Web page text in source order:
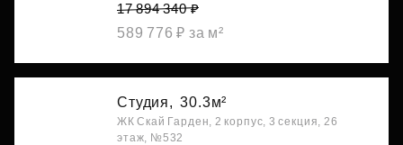
17 894 340 ₽
589 776 ₽ за м²
Студия, 30.3м²
ЖК Скай Гарден, 2 корпус, 3 секция, 26
этаж, №532